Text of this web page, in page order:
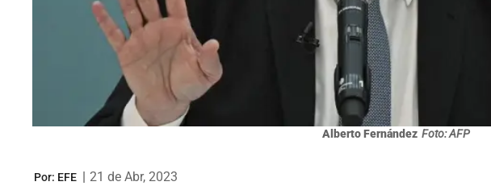
Alberto Fernández Foto: AFP
Por: EFE | 21 de Abr, 2023